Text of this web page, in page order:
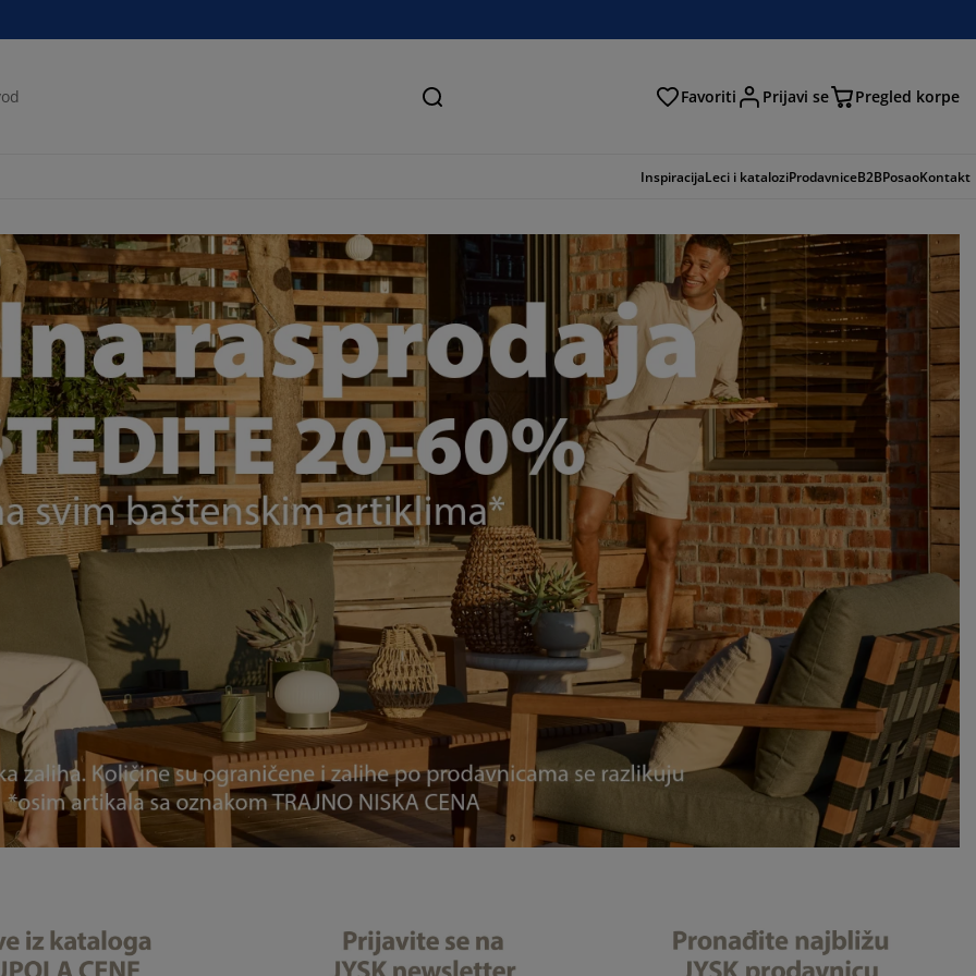
Pretraga Favoriti Prijavi se Pregled korpe
InspiracijaLeci i kataloziProdavniceB2BPosaoKontakt